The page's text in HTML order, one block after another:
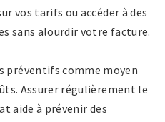
vos tarifs ou accéder à des
sans alourdir votre facture.
préventifs comme moyen
Assurer régulièrement le
aide à prévenir des